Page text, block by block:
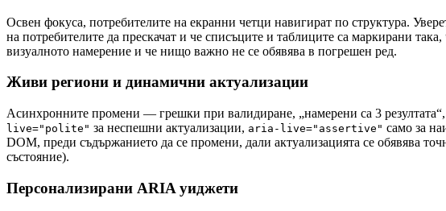
Освен фокуса, потребителите на екранни четци навигират по структура.
на потребителите да прескачат и че списъците и таблиците са маркирани
визуалното намерение и че нищо важно не се обявява в погрешен ред.
Живи региони и динамични актуализации
Асинхронните промени — грешки при валидиране, „намерени са 3 резултата“,
live="polite" за неспешни актуализации, aria-live="assertive" само за
DOM, преди съдържанието да се промени, дали актуализацията се обявява
състояние).
Персонализирани ARIA уиджети